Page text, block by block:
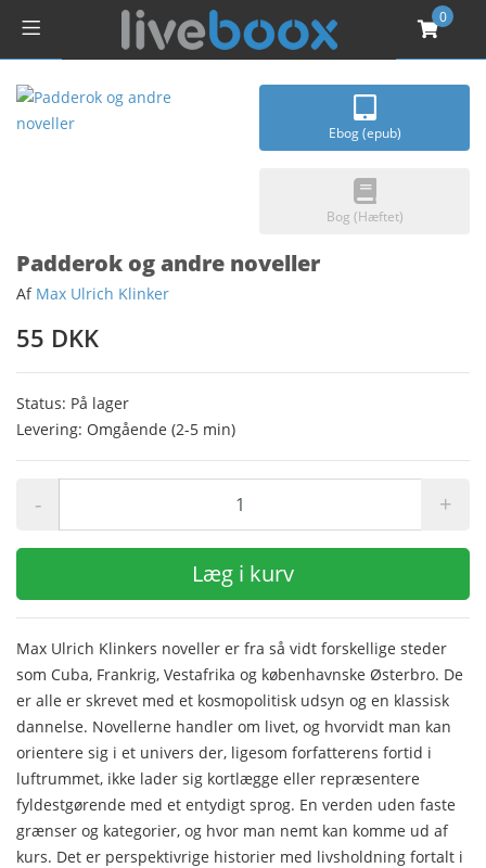
0
Ebog (epub)
Bog (Hæftet)
Padderok og andre noveller
Af Max Ulrich Klinker
55 DKK
Status: På lager
Levering: Omgående (2-5 min)
- +
Læg i kurv
Max Ulrich Klinkers noveller er fra så vidt forskellige steder
som Cuba, Frankrig, Vestafrika og københavnske Østerbro. De
er alle er skrevet med et kosmopolitisk udsyn og en klassisk
dannelse. Novellerne handler om livet, og hvorvidt man kan
orientere sig i et univers der, ligesom forfatterens fortid i
luftrummet, ikke lader sig kortlægge eller repræsentere
fyldestgørende med et entydigt sprog. En verden uden faste
grænser og kategorier, og hvor man nemt kan komme ud af
kurs. Det er perspektivrige historier med livsholdning fortalt i